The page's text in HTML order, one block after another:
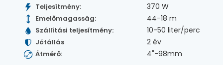
Teljesítmény: 370 W
Emelőmagasság: 44-18 m
Szállítási teljesítmény: 10-50 liter/perc
Jótállás 2 év
Átmérő: 4"-98mm